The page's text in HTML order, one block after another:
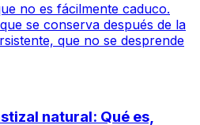
no es fácilmente caduco.
se conserva después de la
que no se desprende
natural: Qué es,